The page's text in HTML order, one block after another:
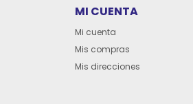
MI CUENTA
Mi cuenta
Mis compras
Mis direcciones